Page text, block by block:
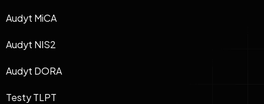
Audyt MiCA
Audyt NIS2
Audyt DORA
Testy TLPT